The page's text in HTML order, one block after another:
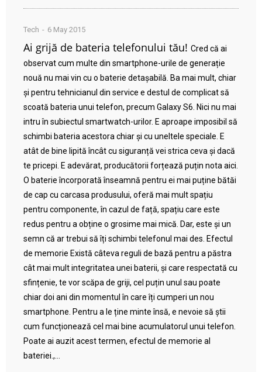
Tech 6 May 2015
Ai grijă de bateria telefonului tău! Cred că ai
observat cum multe din smartphone-urile de generație
nouă nu mai vin cu o baterie detașabilă. Ba mai mult, chiar
și pentru tehnicianul din service e destul de complicat să
scoată bateria unui telefon, precum Galaxy S6. Nici nu mai
intru în subiectul smartwatch-urilor. E aproape imposibil să
schimbi bateria acestora chiar și cu uneltele speciale. E
atât de bine lipită încât cu siguranță vei strica ceva și dacă
te pricepi. E adevărat, producătorii forțează puțin nota aici.
O baterie încorporată înseamnă pentru ei mai puține bătăi
de cap cu carcasa produsului, oferă mai mult spațiu
pentru componente, în cazul de față, spațiu care este
redus pentru a obține o grosime mai mică. Dar, este și un
semn că ar trebui să îți schimbi telefonul mai des. Efectul
de memorie Există câteva reguli de bază pentru a păstra
cât mai mult integritatea unei baterii, și care respectată cu
sfințenie, te vor scăpa de griji, cel puțin unul sau poate
chiar doi ani din momentul în care îți cumperi un nou
smartphone. Pentru a le ține minte însă, e nevoie să știi
cum funcționează cel mai bine acumulatorul unui telefon.
Poate ai auzit acest termen, efectul de memorie al
bateriei.,...